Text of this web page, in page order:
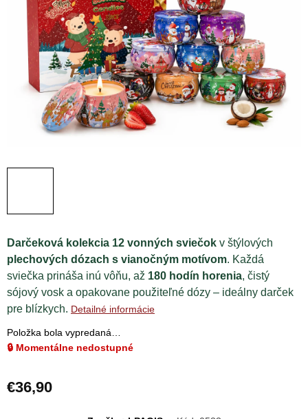
Darčeková kolekcia 12 vonných sviečok v štýlových
plechových dózach s vianočným motívom. Každá
sviečka prináša inú vôňu, až 180 hodín horenia, čistý
sójový vosk a opakovane použiteľné dózy – ideálny darček
pre blízkych. Detailné informácie
Položka bola vypredaná…
🔒 Momentálne nedostupné
€36,90